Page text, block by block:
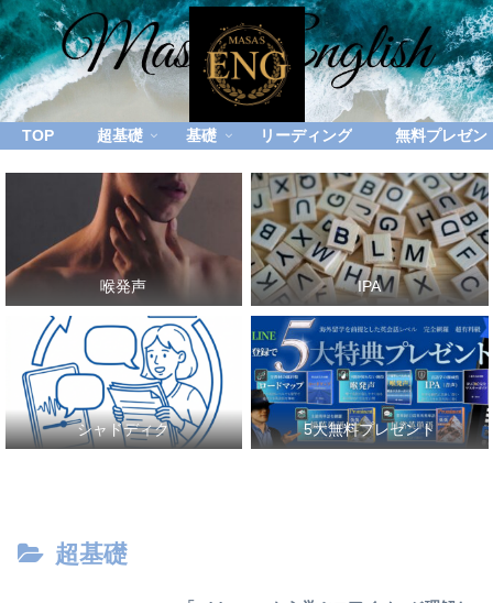
TOP 超基礎 基礎 リーディング 無料プレゼン
喉発声 IPA
シャドディク 5大無料プレゼント
超基礎